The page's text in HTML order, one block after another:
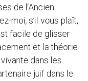
de l’Ancien
moi, s’il vous plaît,
facile de glisser
et la théorie
dans les
juif dans le